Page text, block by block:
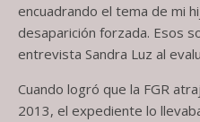
encuadrando el tema de mi
desaparición forzada. Esos
entrevista Sandra Luz al
Cuando logró que la FGR
2013, el expediente lo